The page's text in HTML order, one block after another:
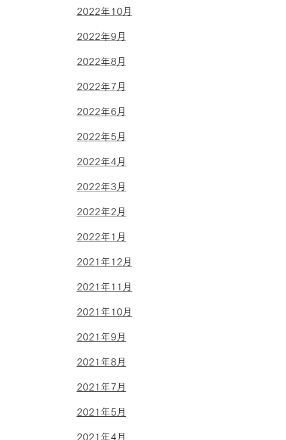
2022年10月
2022年9月
2022年8月
2022年7月
2022年6月
2022年5月
2022年4月
2022年3月
2022年2月
2022年1月
2021年12月
2021年11月
2021年10月
2021年9月
2021年8月
2021年7月
2021年5月
2021年4月